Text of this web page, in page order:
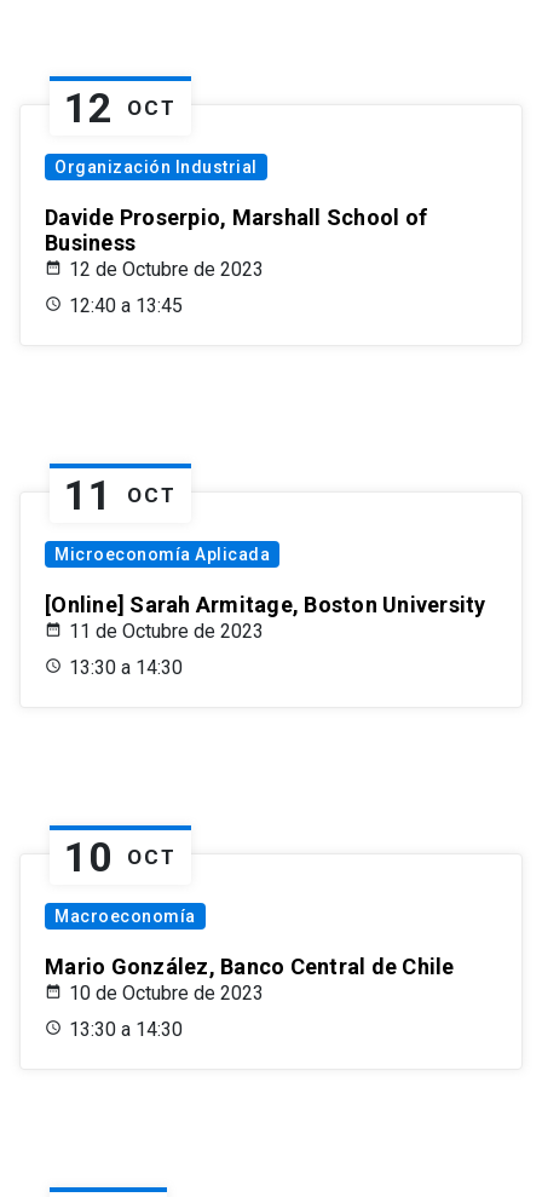
12 OCT
Organización Industrial
Davide Proserpio, Marshall School of
Business
12 de Octubre de 2023
12:40 a 13:45
11 OCT
Microeconomía Aplicada
[Online] Sarah Armitage, Boston University
11 de Octubre de 2023
13:30 a 14:30
10 OCT
Macroeconomía
Mario González, Banco Central de Chile
10 de Octubre de 2023
13:30 a 14:30